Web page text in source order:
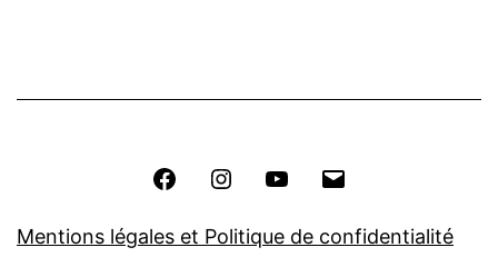
FacebookInstagramYoutube
mail
Mentions légales et Politique de confidentialité